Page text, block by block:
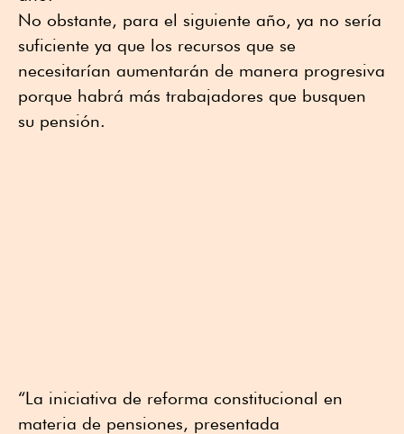
No obstante, para el siguiente año, ya no sería
suficiente ya que los recursos que se
necesitarían aumentarán de manera progresiva
porque habrá más trabajadores que busquen
su pensión.
“La iniciativa de reforma constitucional en
materia de pensiones, presentada